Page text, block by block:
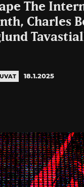
The
Charles
18.1.2025